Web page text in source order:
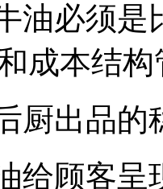
油必须是
成本结
厨出品的
给顾客呈